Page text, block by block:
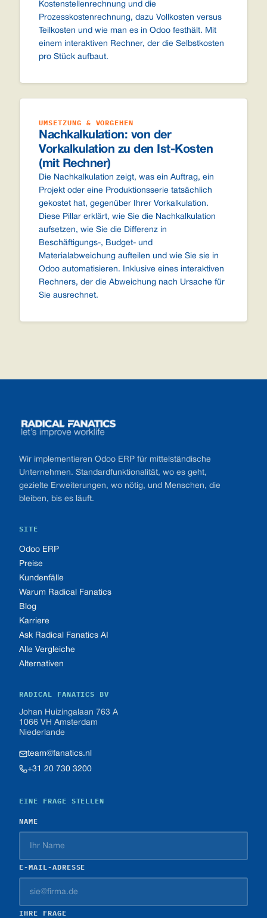
Kostenstellenrechnung und die
Prozesskostenrechnung, dazu Vollkosten versus
Teilkosten und wie man es in Odoo festhält. Mit
einem interaktiven Rechner, der die Selbstkosten
pro Stück aufbaut.
UMSETZUNG & VORGEHEN
Nachkalkulation: von der
Vorkalkulation zu den Ist-Kosten
(mit Rechner)
Die Nachkalkulation zeigt, was ein Auftrag, ein
Projekt oder eine Produktionsserie tatsächlich
gekostet hat, gegenüber Ihrer Vorkalkulation.
Diese Pillar erklärt, wie Sie die Nachkalkulation
aufsetzen, wie Sie die Differenz in
Beschäftigungs-, Budget- und
Materialabweichung aufteilen und wie Sie sie in
Odoo automatisieren. Inklusive eines interaktiven
Rechners, der die Abweichung nach Ursache für
Sie ausrechnet.
Wir implementieren Odoo ERP für mittelständische
Unternehmen. Standardfunktionalität, wo es geht,
gezielte Erweiterungen, wo nötig, und Menschen, die
bleiben, bis es läuft.
SITE
Odoo ERP
Preise
Kundenfälle
Warum Radical Fanatics
Blog
Karriere
Ask Radical Fanatics AI
Alle Vergleiche
Alternativen
RADICAL FANATICS BV
Johan Huizingalaan 763 A
1066 VH Amsterdam
Niederlande
team@fanatics.nl
+31 20 730 3200
EINE FRAGE STELLEN
NAME
E-MAIL-ADRESSE
IHRE FRAGE